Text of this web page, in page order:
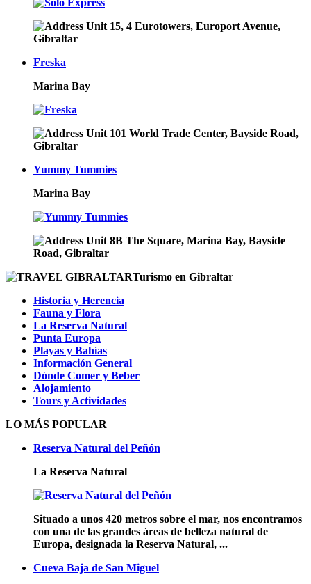
Unit 15, 4 Eurotowers, Europort Avenue,
Gibraltar
Freska
Marina Bay
Unit 101 World Trade Center, Bayside Road,
Gibraltar
Yummy Tummies
Marina Bay
Unit 8B The Square, Marina Bay, Bayside
Road, Gibraltar
Turismo en Gibraltar
Historia y Herencia
Fauna y Flora
La Reserva Natural
Punta Europa
Playas y Bahías
Información General
Dónde Comer y Beber
Alojamiento
Tours y Actividades
LO MÁS POPULAR
Reserva Natural del Peñón
La Reserva Natural
Situado a unos 420 metros sobre el mar, nos encontramos
con una de las grandes áreas de belleza natural de
Europa, designada la Reserva Natural, ...
Cueva Baja de San Miguel